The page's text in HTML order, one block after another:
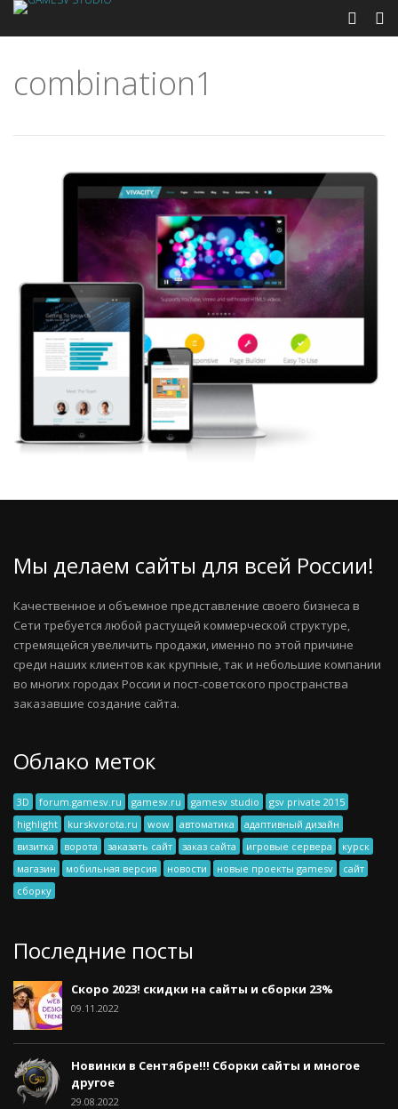
combination1
Мы делаем сайты для всей России!
Качественное и объемное представление своего бизнеса в
Сети требуется любой растущей коммерческой структуре,
стремящейся увеличить продажи, именно по этой причине
среди наших клиентов как крупные, так и небольшие компании
во многих городах России и пост-советского пространства
заказавшие создание сайта.
Облако меток
3D forum.gamesv.ru gamesv.ru gamesv studio
gsv private 2015
highlight
kurskvorota.ru wow автоматика
адаптивный дизайн
визитка
ворота заказать сайт заказ сайта игровые сервера
курск
магазин
мобильная версия новости новые проекты gamesv
сайт
сборку
Последние посты
Скоро 2023! скидки на сайты и сборки 23%
09.11.2022
Новинки в Сентябре!!! Сборки сайты и многое
другое
29.08.2022